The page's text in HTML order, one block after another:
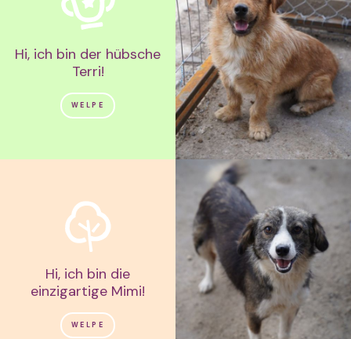
Hi, ich bin der hübsche
Terri!
WELPE
Hi, ich bin die
einzigartige Mimi!
WELPE